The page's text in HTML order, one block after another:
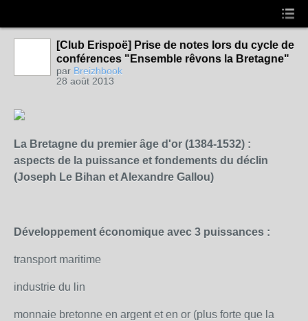
[Club Erispoë] Prise de notes lors du cycle de
conférences "Ensemble rêvons la Bretagne"
par Breizhbook
28 août 2013
La Bretagne du premier âge d'or (1384-1532) :
aspects de la puissance et fondements du déclin
(Joseph Le Bihan et Alexandre Gallou)
Développement économique avec 3 puissances :
transport maritime
industrie du lin
monnaie bretonne en argent et en or (plus forte que la